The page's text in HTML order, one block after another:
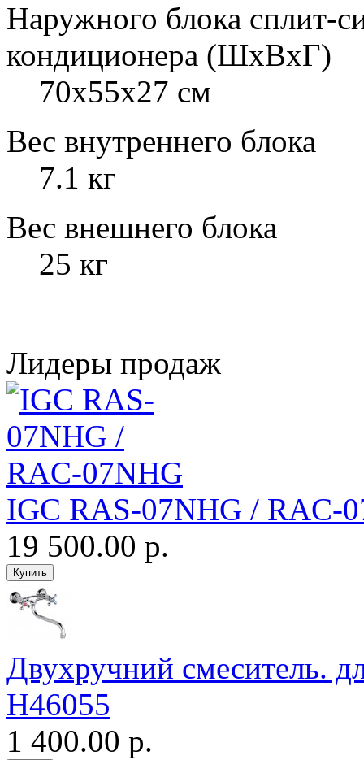
Наружного блока сплит-
кондиционера (ШxВxГ)
70x55x27 см
Вес внутреннего блока
7.1 кг
Вес внешнего блока
25 кг
Лидеры продаж
IGC RAS-07NHG / RAC-
19 500.00 р.
Двухручний смеситель.
H46055
1 400.00 р.